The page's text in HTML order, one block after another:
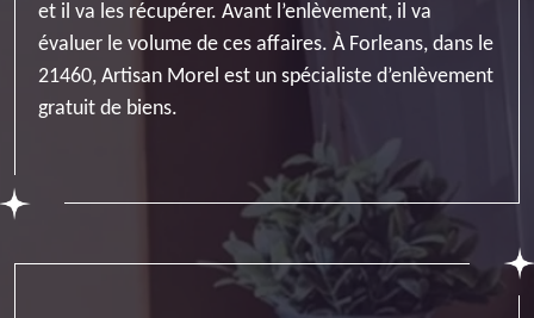
et il va les récupérer. Avant l’enlèvement, il va
évaluer le volume de ces affaires. À Forleans, dans le
21460, Artisan Morel est un spécialiste d’enlèvement
gratuit de biens.